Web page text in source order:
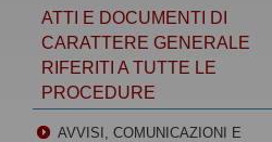
ATTI E DOCUMENTI DI
CARATTERE GENERALE
RIFERITI A TUTTE LE
PROCEDURE
AVVISI, COMUNICAZIONI E